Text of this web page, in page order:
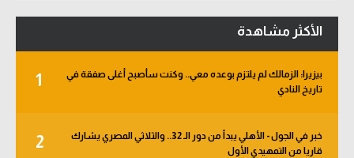
الأكثر مشاهدة
1
بيزيرا: الزمالك لم يلتزم بوعده معي.. وكنت سأصبح أغلى صفقة في
تاريخ النادي
2
خبر في الجول - الأهلي يبدأ من دور الـ 32.. والثلاثي المصري يشارك
قاريا من التمهيدي الأول